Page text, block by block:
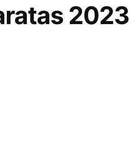
2023